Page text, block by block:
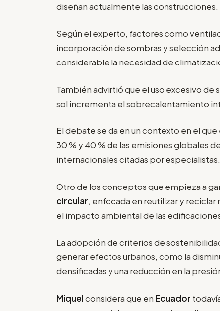
diseñan actualmente las construcciones.
Según el experto, factores como
incorporación de sombras y selección
considerable la necesidad de
También advirtió que el uso excesivo
sol incrementa el sobrecalentamiento
El debate se da en un contexto en el
30 % y 40 % de las emisiones globales
internacionales citadas por especialistas.
Otro de los conceptos que empieza a
circular, enfocada en reutilizar y
el impacto ambiental de las
La adopción de criterios de
generar efectos urbanos, como la
densificadas y una reducción en la
Miquelconsidera que en Ecuador